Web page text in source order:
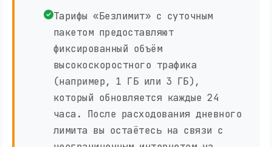
Тарифы «Безлимит» с суточным
пакетом предоставляют
фиксированный объём
высокоскоростного трафика
(например, 1 ГБ или 3 ГБ),
который обновляется каждые 24
часа. После расходования дневного
лимита вы остаётесь на связи с